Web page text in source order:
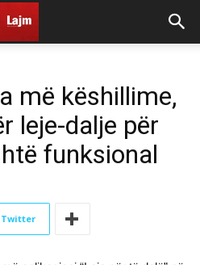
më këshillime,
leje-dalje për
funksional
Twitter